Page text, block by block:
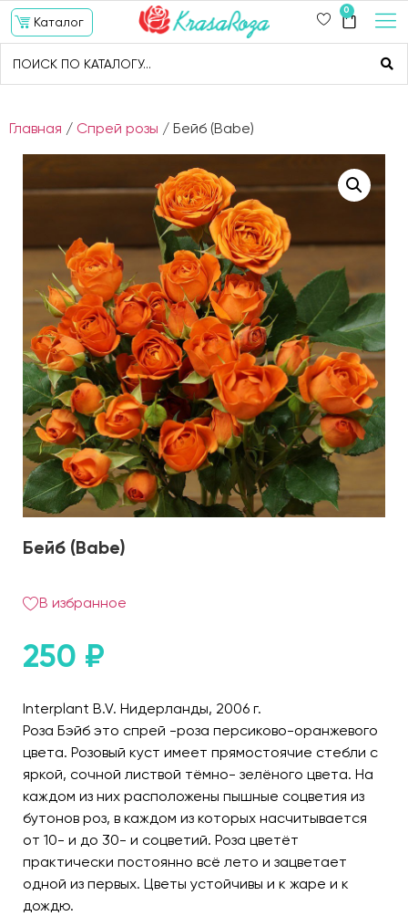
Каталог
0
Главная / Спрей розы / Бейб (Babe)
Бейб (Babe)
В избранное
250 ₽
Interplant B.V. Нидерланды, 2006 г.
Роза Бэйб это спрей -роза персиково-оранжевого
цвета. Розовый куст имеет прямостоячие стебли с
яркой, сочной листвой тёмно- зелёного цвета. На
каждом из них расположены пышные соцветия из
бутонов роз, в каждом из которых насчитывается
от 10- и до 30- и соцветий. Роза цветёт
практически постоянно всё лето и зацветает
одной из первых. Цветы устойчивы и к жаре и к
дождю.